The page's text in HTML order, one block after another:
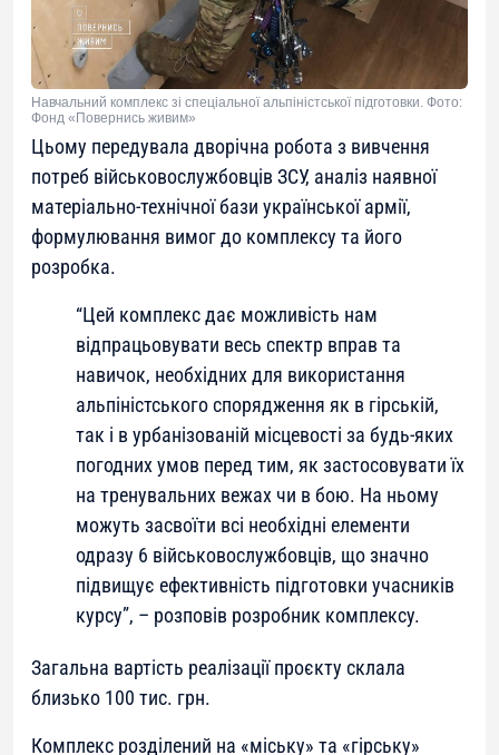
Навчальний комплекс зі спеціальної альпіністської підготовки. Фото:
Фонд «Повернись живим»
Цьому передувала дворічна робота з вивчення
потреб військовослужбовців ЗСУ, аналіз наявної
матеріально-технічної бази української армії,
формулювання вимог до комплексу та його
розробка.
“Цей комплекс дає можливість нам
відпрацьовувати весь спектр вправ та
навичок, необхідних для використання
альпіністського спорядження як в гірській,
так і в урбанізованій місцевості за будь-яких
погодних умов перед тим, як застосовувати їх
на тренувальних вежах чи в бою. На ньому
можуть засвоїти всі необхідні елементи
одразу 6 військовослужбовців, що значно
підвищує ефективність підготовки учасників
курсу”, – розповів розробник комплексу.
Загальна вартість реалізації проєкту склала
близько 100 тис. грн.
Комплекс розділений на «міську» та «гірську»